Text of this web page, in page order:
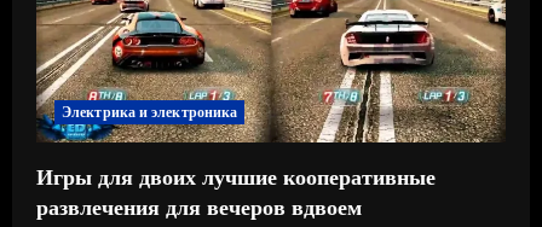
Электрика и электроника
Игры для двоих лучшие кооперативные
развлечения для вечеров вдвоем